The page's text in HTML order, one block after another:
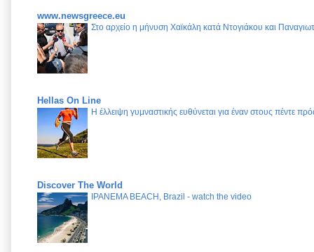
www.newsgreece.eu
Στο αρχείο η μήνυση Χαϊκάλη κατά Ντογιάκου και
Hellas On Line
Η έλλειψη γυμναστικής ευθύνεται για έναν στους πέντε
Discover The World
IPANEMA BEACH, Brazil - watch the video